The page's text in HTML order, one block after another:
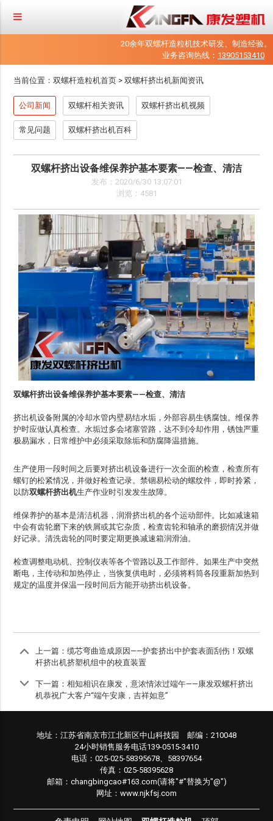
20余年双螺杆造粒机技术研发、制造经验。
业务咨询热线： 13905153410
当前位置：双螺杆造粒机首页 >双螺杆挤出机新闻资讯
公司新闻 双螺杆相关资讯 双螺杆挤出机视频
常见问题 双螺杆挤出机百科
双螺杆挤出设备维保养护基本要素——检查、清洁
发布：2020/6/30 13:07:01
浏览：4581
双螺杆挤出设备维保养护基本要素——检查、清洁
挤出机设备附属的冷却水管内壁易结水垢，外部容易生锈腐蚀。维保养
护时应做认真检查。水垢过多会堵塞管路，达不到冷却作用，锈蚀严重
极易漏水，日常维护中必须采取除垢和防腐降温措施。
生产使用一段时间之后要对挤出机设备进行一次全面的检查，检查所有
螺钉的松紧情况，并做好检查记录。禁锢易松动的螺纹件，即时拎紧，
以防双螺杆挤出机生产作业时引发发生故障。
维保养护的基本是清洁机器，润滑挤出机的各个运动部件。比如减速箱
中会有齿轮磨下来的铁屑或其它杂质，检查齿轮和轴承的磨损情况并做
好记录。清洗齿轮的同时要定期更换减速箱润滑油。
检查调整电动机、控制仪表等各个管路以及工作部件。如果生产中突然
断电，主传动和加热停止，当恢复供电时，必须将料筒各段重新加热到
规定的温度并保温一段时间后方能开动挤出机设备。
上一篇：缆芯弯曲造成原因——护套挤出中护套表面刮伤！双螺
杆挤出机挤塑机组中的校直装置
下一篇：相知相识在康发，意浓情浓过端午——康发双螺杆挤出
机恭祝广大客户“端午安康，吉祥如意”
地址：江苏省南京市江北新区中山科技园 邮编：210048
24小时销售服务电话139-0515-3410
电话：025-025-58395678、58397654
传真：025-58395628
邮箱：changbingcao#163.com(请将"#"替换为"@")
网址：www.njkfsj.com